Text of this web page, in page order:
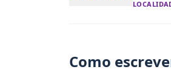
Como